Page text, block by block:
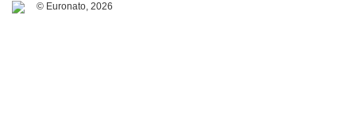
© Euronato, 2026